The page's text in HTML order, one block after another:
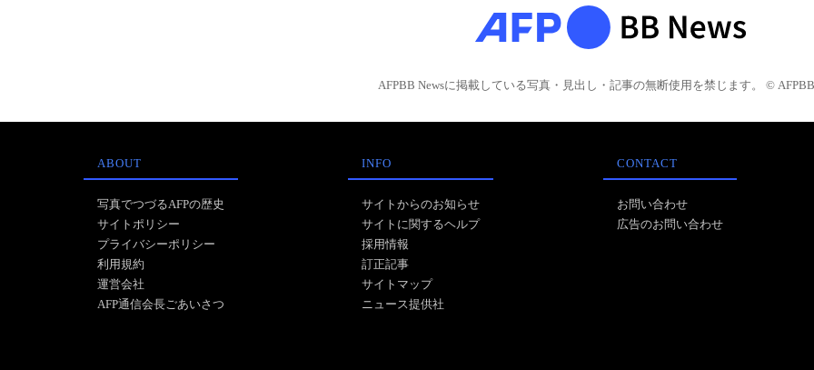
AFPBB Newsに掲載している写真・見出し・記事の無断使用を禁じます。 © AFPBB
ABOUT
写真でつづるAFPの歴史
サイトポリシー
プライバシーポリシー
利用規約
運営会社
AFP通信会長ごあいさつ
INFO
サイトからのお知らせ
サイトに関するヘルプ
採用情報
訂正記事
サイトマップ
ニュース提供社
CONTACT
お問い合わせ
広告のお問い合わせ